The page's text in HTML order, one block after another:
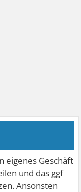
eigenes Geschäft
und das ggf
Ansonsten